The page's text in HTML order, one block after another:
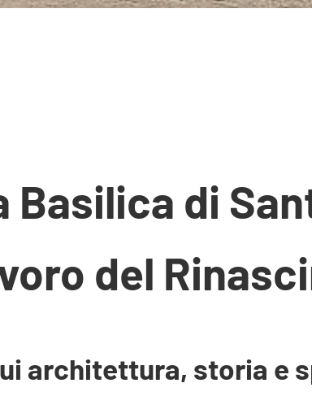
Basilica di
del
architettura, storia e